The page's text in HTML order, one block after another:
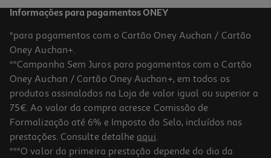
5.0
Smartphone Nothing Phone (3a) 8+128 Black
Informações para pagamentos ONEY
*para pagamentos com o Cartão Oney Auchan / Cartão
Oney Auchan+.
**Campanha Sem Juros para pagamentos com o Cartão
Oney Auchan / Cartão Oney Auchan+, em todos os
produtos assinalados na Loja de valor igual ou superior a
75€. Ao valor da compra acresce Comissão de
Formalização até 6% e Imposto do Selo, incluídos nas
prestações. Consulte detalhe aqui.
***O valor da primeira prestação depende do dia da